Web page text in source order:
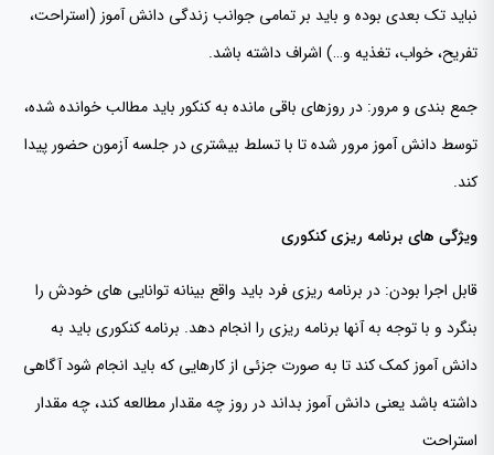
نباید تک بعدی بوده و باید بر تمامی جوانب زندگی دانش آموز (استراحت،
تفریح، خواب، تغذیه و…) اشراف داشته باشد.
جمع بندی و مرور: در روزهای باقی مانده به کنکور باید مطالب خوانده شده،
توسط دانش آموز مرور شده تا با تسلط بیشتری در جلسه آزمون حضور پیدا
کند.
ویژگی های برنامه ریزی کنکوری
قابل اجرا بودن: در برنامه ریزی فرد باید واقع بینانه توانایی های خودش را
بنگرد و با توجه به آنها برنامه ریزی را انجام دهد. برنامه کنکوری باید به
دانش آموز کمک کند تا به صورت جزئی از کارهایی که باید انجام شود آگاهی
داشته باشد یعنی دانش آموز بداند در روز چه مقدار مطالعه کند، چه مقدار
استراحت